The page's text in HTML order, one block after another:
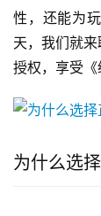
性，还能为
天，我们就
授权，享受《
为什么选择